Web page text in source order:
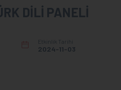
DİLİ PANELİ
Etkinlik Tarihi
2024-11-03